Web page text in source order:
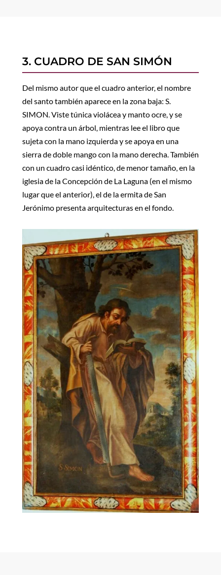
3. CUADRO DE SAN SIMÓN
Del mismo autor que el cuadro anterior, el nombre
del santo también aparece en la zona baja: S.
SIMON. Viste túnica violácea y manto ocre, y se
apoya contra un árbol, mientras lee el libro que
sujeta con la mano izquierda y se apoya en una
sierra de doble mango con la mano derecha. También
con un cuadro casi idéntico, de menor tamaño, en la
iglesia de la Concepción de La Laguna (en el mismo
lugar que el anterior), el de la ermita de San
Jerónimo presenta arquitecturas en el fondo.